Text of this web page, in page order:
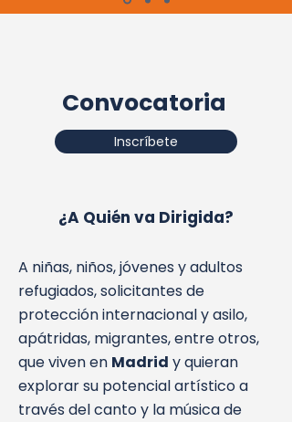
Convocatoria
Inscríbete
¿A Quién va Dirigida?
A niñas, niños, jóvenes y adultos
refugiados, solicitantes de
protección internacional y asilo,
apátridas, migrantes, entre otros,
que viven en Madrid y quieran
explorar su potencial artístico a
través del canto y la música de